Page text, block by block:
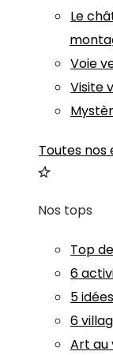
Le
Voie
Visite
Toutes nos
Nos tops
Top
6
5
6
Art au